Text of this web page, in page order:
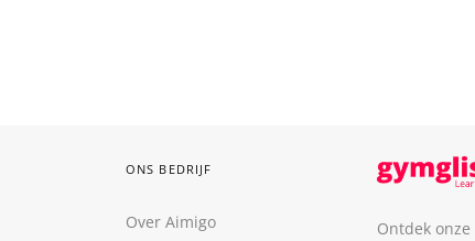
ONS BEDRIJF
Over Aimigo
Ontdek